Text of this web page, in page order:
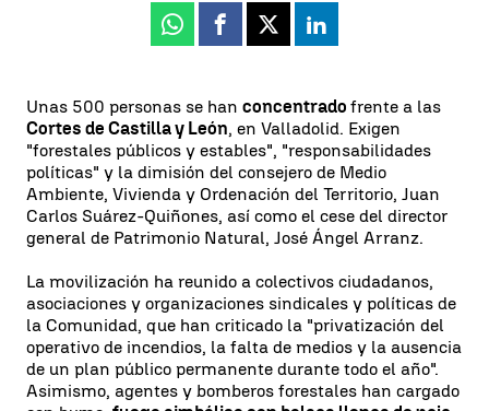
Whatsapp
Facebook
X Linkedin
Unas 500 personas se han concentrado frente a las
Cortes de Castilla y León, en Valladolid. Exigen
"forestales públicos y estables", "responsabilidades
políticas" y la dimisión del consejero de Medio
Ambiente, Vivienda y Ordenación del Territorio, Juan
Carlos Suárez-Quiñones, así como el cese del director
general de Patrimonio Natural, José Ángel Arranz.
La movilización ha reunido a colectivos ciudadanos,
asociaciones y organizaciones sindicales y políticas de
la Comunidad, que han criticado la "privatización del
operativo de incendios, la falta de medios y la ausencia
de un plan público permanente durante todo el año".
Asimismo, agentes y bomberos forestales han cargado